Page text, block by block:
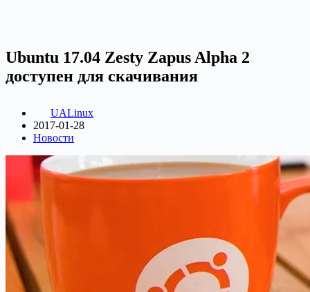
Ubuntu 17.04 Zesty Zapus Alpha 2
доступен для скачивания
UALinux
2017-01-28
Новости